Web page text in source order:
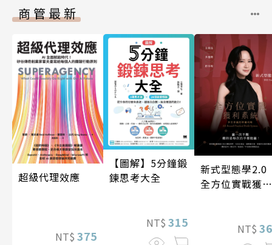
商管最新
超級代理效應
NT$ 375
【圖解】5分鐘鍛
鍊思考大全
NT$ 315
新式型態學
全方位實戰獲利
NT$